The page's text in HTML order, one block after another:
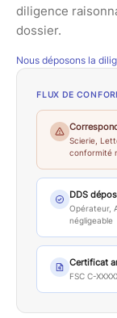
diligence
dossier.
Nous déposons la
FLUX DE
Scierie,
conformité
DDS
Opérateur,
négligeable
Certificat
FSC C-